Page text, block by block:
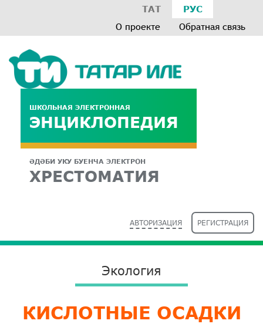
ТАТ РУС
О проекте Обратная связь
ШКОЛЬНАЯ ЭЛЕКТРОННАЯ
ЭНЦИКЛОПЕДИЯ
ӘДӘБИ УКУ БУЕНЧА ЭЛЕКТРОН
ХРЕСТОМАТИЯ
АВТОРИЗАЦИЯ РЕГИСТРАЦИЯ
Экология
КИСЛОТНЫЕ ОСАДКИ